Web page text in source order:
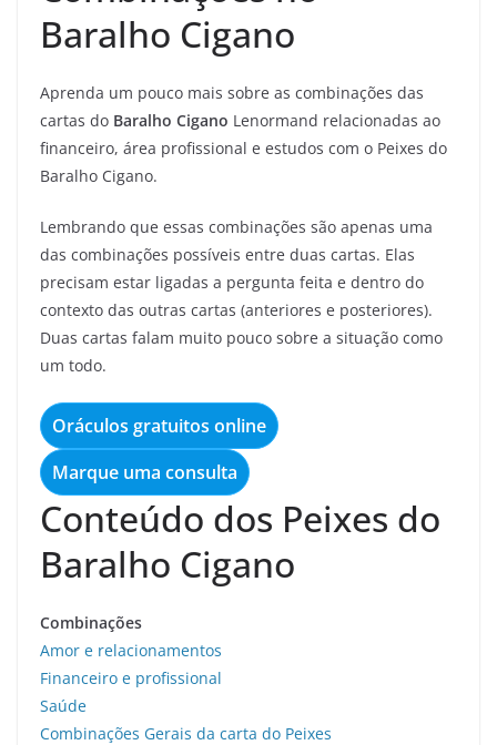
Baralho Cigano
Aprenda um pouco mais sobre as combinações das
cartas do Baralho Cigano Lenormand relacionadas ao
financeiro, área profissional e estudos com o Peixes do
Baralho Cigano.
Lembrando que essas combinações são apenas uma
das combinações possíveis entre duas cartas. Elas
precisam estar ligadas a pergunta feita e dentro do
contexto das outras cartas (anteriores e posteriores).
Duas cartas falam muito pouco sobre a situação como
um todo.
Oráculos gratuitos online
Marque uma consulta
Conteúdo dos Peixes do
Baralho Cigano
Combinações
Amor e relacionamentos
Financeiro e profissional
Saúde
Combinações Gerais da carta do Peixes